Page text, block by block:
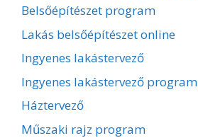
Belsőépítészet program
Lakás belsőépítészet online
Ingyenes lakástervező
Ingyenes lakástervező program
Háztervező
Műszaki rajz program